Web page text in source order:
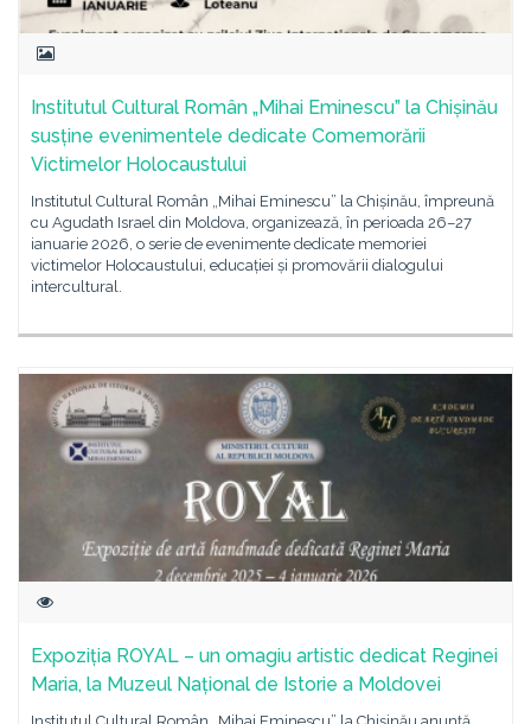
Institutul Cultural Român „Mihai Eminescu” la Chișinău
susține evenimentele dedicate Comemorării
Victimelor Holocaustului
Institutul Cultural Român „Mihai Eminescu” la Chișinău, împreună
cu Agudath Israel din Moldova, organizează, în perioada 26–27
ianuarie 2026, o serie de evenimente dedicate memoriei
victimelor Holocaustului, educației și promovării dialogului
intercultural.
Expoziția ROYAL – un omagiu artistic dedicat Reginei
Maria, la Muzeul Național de Istorie a Moldovei